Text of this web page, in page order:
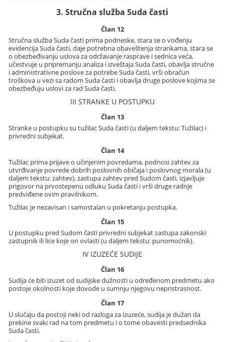
3. Stručna služba Suda časti
Član 12
Stručna služba Suda časti prima podneske, stara se o vođenju
evidencija Suda časti, daje potrebna obaveštenja strankama, stara se
o obezbeđivanju uslova za održavanje rasprave i sednica veća,
učestvuje u pripremanju analiza i izveštaja Suda časti, obavlja stručne
i administrativne poslove za potrebe Suda časti, vrši obračun
troškova u vezi sa radom Suda časti i obavlja druge poslove kojima se
obezbeđuju uslovi za rad Suda časti.
III STRANKE U POSTUPKU
Član 13
Stranke u postupku su tužilac Suda časti (u daljem tekstu: Tužilac) i
privredni subjekat.
Član 14
Tužilac prima prijave o učinjenim povredama, podnosi zahtev za
utvrđivanje povrede dobrih poslovnih običaja i poslovnog morala (u
daljem tekstu: zahtev), zastupa zahtev pred Sudom časti, izjavljuje
prigovor na prvostepenu odluku Suda časti i vrši druge radnje
predviđene ovim pravilnikom.
Tužilac je nezavisan i samostalan u pokretanju postupka.
Član 15
U postupku pred Sudom časti privredni subjekat zastupa zakonski
zastupnik ili lice koje on ovlasti (u daljem tekstu: punomoćnik).
IV IZUZEĆE SUDIJE
Član 16
Sudija će biti izuzet od sudijske dužnosti u određenom predmetu ako
postoje okolnosti koje dovode u sumnju njegovu nepristrasnost.
Član 17
U slučaju da postoji neki od razloga za izuzeće, sudija je dužan da
prekine svaki rad na tom predmetu i o tome obavesti predsednika
Suda časti.